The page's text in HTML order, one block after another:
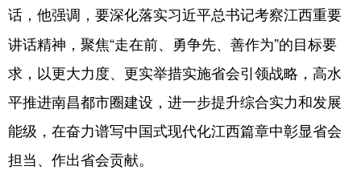
学术中国 乡村振兴 银龄 溯源中国
城市 旅游 能源 会展
彩票 娱乐 时尚 悦读
文化产业
话， 他强调， 要深化落实习近平总书记考察江西重要
讲话精神，聚焦“走在前、勇争先、善作为”的目标要
求，以更大力度、更实举措实施省会引领战略，高水
平推进南昌都市圈建设，进一步提升综合实力和发展
能级，在奋力谱写中国式现代化江西篇章中彰显省会
担当、作出省会贡献。